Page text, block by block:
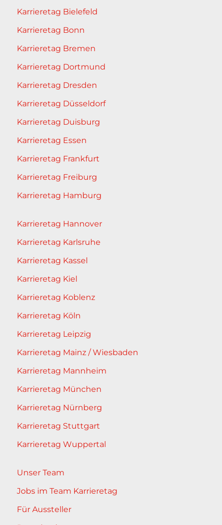
Karrieretag Bielefeld
Karrieretag Bonn
Karrieretag Bremen
Karrieretag Dortmund
Karrieretag Dresden
Karrieretag Düsseldorf
Karrieretag Duisburg
Karrieretag Essen
Karrieretag Frankfurt
Karrieretag Freiburg
Karrieretag Hamburg
Karrieretag Hannover
Karrieretag Karlsruhe
Karrieretag Kassel
Karrieretag Kiel
Karrieretag Koblenz
Karrieretag Köln
Karrieretag Leipzig
Karrieretag Mainz / Wiesbaden
Karrieretag Mannheim
Karrieretag München
Karrieretag Nürnberg
Karrieretag Stuttgart
Karrieretag Wuppertal
Unser Team
Jobs im Team Karrieretag
Für Aussteller